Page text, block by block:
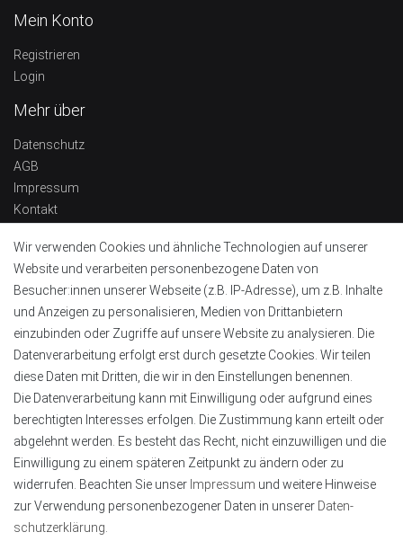
Wir verwenden Cookies und ähnliche Technologien auf unserer
Website und verarbeiten personenbezogene Daten von
Besucher:innen unserer Webseite (z.B. IP-Adresse), um z.B. Inhalte
und Anzeigen zu personalisieren, Medien von Drittanbietern
einzubinden oder Zugriffe auf unsere Website zu analysieren. Die
Datenverarbeitung erfolgt erst durch gesetzte Cookies. Wir teilen
diese Daten mit Dritten, die wir in den Einstellungen benennen.
Die Datenverarbeitung kann mit Einwilligung oder aufgrund eines
berechtigten Interesses erfolgen. Die Zustimmung kann erteilt oder
abgelehnt werden. Es besteht das Recht, nicht einzuwilligen und die
Einwilligung zu einem späteren Zeitpunkt zu ändern oder zu
widerrufen. Beachten Sie unser Impressum und weitere Hinweise
zur Verwendung personenbezogener Daten in unserer Daten­
schutz­erklärung
Mein Konto
Registrieren
Login
Mehr über
Datenschutz
AGB
Impressum
Kontakt
Barrierefreiheitserklärung
Kontaktinformationen
Tel.:+49 4151 8381003
E-Mail: info@alu-profile-led.de
WhatsApp:+49 4151 8381003
Zahlung und Lieferung
Geprüft von Trustami